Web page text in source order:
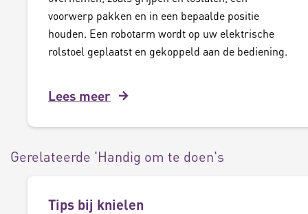
voorwerp pakken en in een bepaalde positie
houden. Een robotarm wordt op uw elektrische
rolstoel geplaatst en gekoppeld aan de bediening.
Lees meer
Gerelateerde 'Handig om te doen's
Tips bij knielen